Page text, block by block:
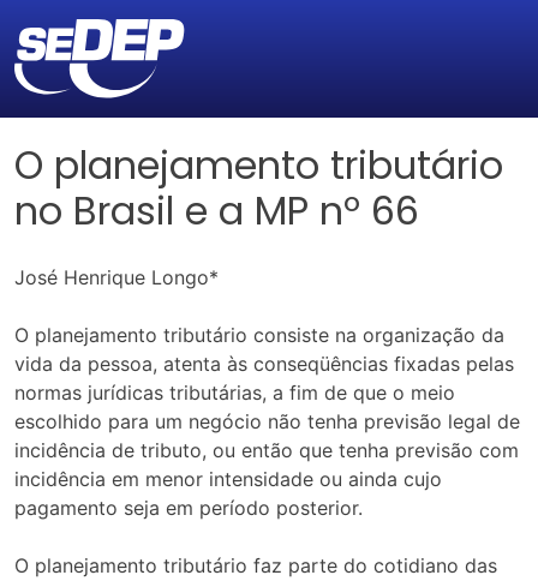
O planejamento tributário
no Brasil e a MP nº 66
José Henrique Longo*
O planejamento tributário consiste na organização da
vida da pessoa, atenta às conseqüências fixadas pelas
normas jurídicas tributárias, a fim de que o meio
escolhido para um negócio não tenha previsão legal de
incidência de tributo, ou então que tenha previsão com
incidência em menor intensidade ou ainda cujo
pagamento seja em período posterior.
O planejamento tributário faz parte do cotidiano das